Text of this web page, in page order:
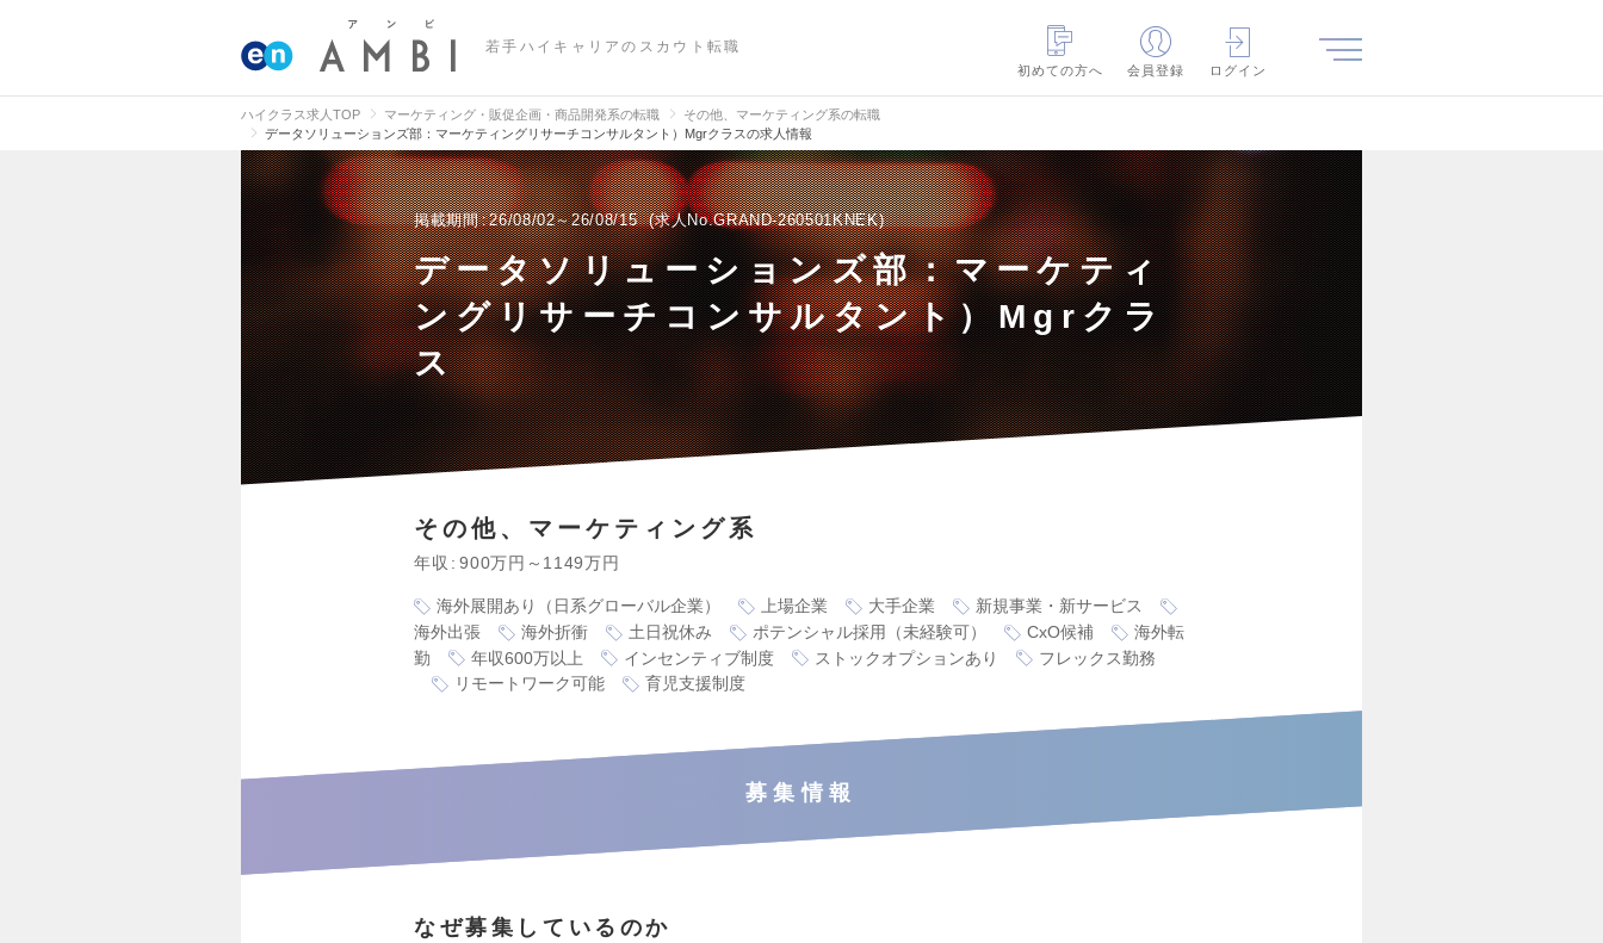
若手ハイキャリアのスカウト転職
初めての方へ
会員登録 ログイン
ハイクラス求人TOP マーケティング・販促企画・商品開発系の転職
その他、マーケティング系の転職
データソリューションズ部：マーケティングリサーチコンサルタント）Mgrクラスの求人情報
掲載期間 26/08/02～26/08/15 求人No.GRAND-260501KNEK
データソリューションズ部：マーケティ
ングリサーチコンサルタント）Mgrクラ
ス
その他、マーケティング系
年収 900万円～1149万円
海外展開あり（日系グローバル企業） 上場企業 大手企業
新規事業・新サービス
海外出張
海外折衝 土日祝休み ポテンシャル採用（未経験可） CxO候補
海外転
勤
年収600万以上 インセンティブ制度 ストックオプションあり
フレックス勤務
リモートワーク可能
育児支援制度
募集情報
なぜ募集しているのか